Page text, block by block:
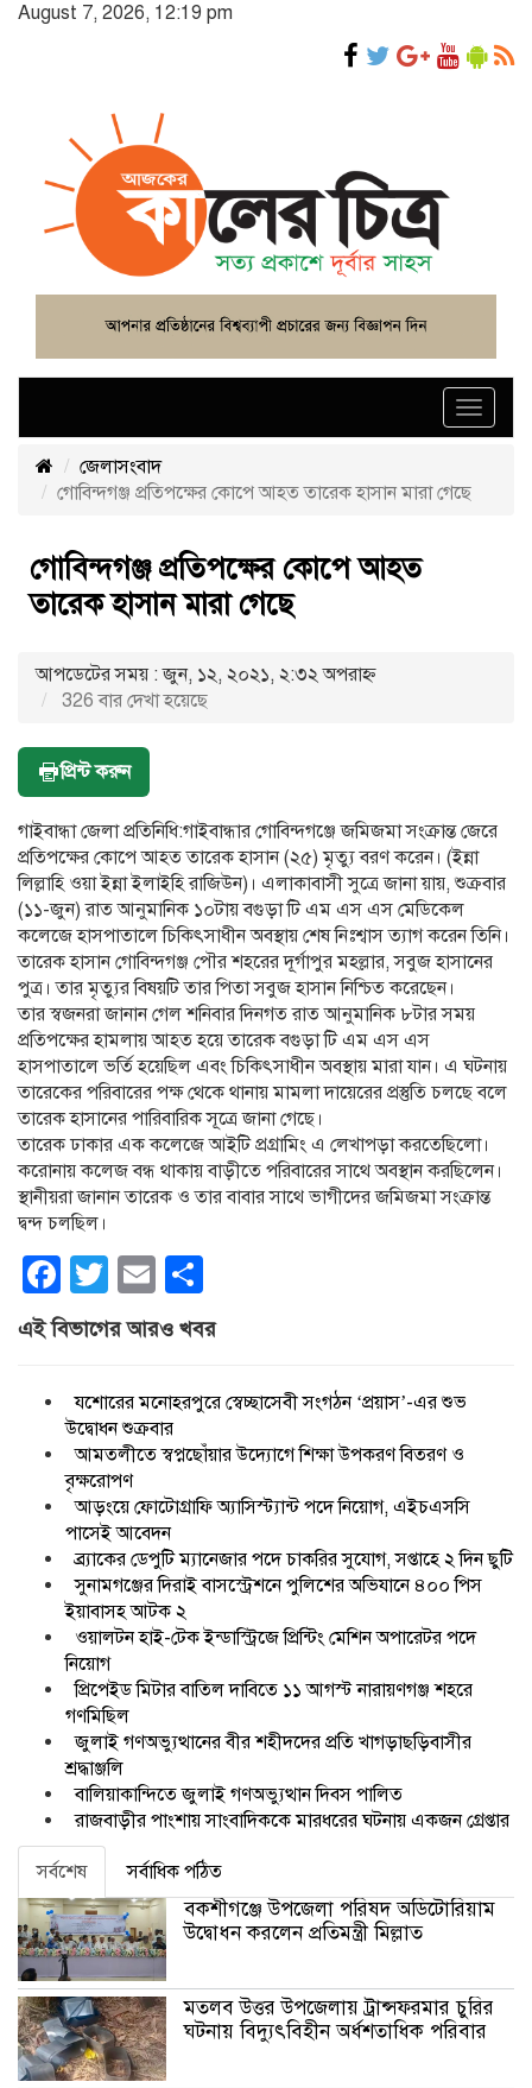
August 7, 2026, 12:19 pm
Toggle
জেলাসংবাদ
গোবিন্দগঞ্জ প্রতিপক্ষের কোপে আহত তারেক হাসান মারা গেছে
গোবিন্দগঞ্জ প্রতিপক্ষের কোপে আহত
তারেক হাসান মারা গেছে
আপডেটের সময় : জুন, ১২, ২০২১, ২:৩২ অপরাহ্ণ
326 বার দেখা হয়েছে
প্রিন্ট করুন
গাইবান্ধা জেলা প্রতিনিধি:গাইবান্ধার গোবিন্দগঞ্জে জমিজমা সংক্রান্ত জেরে
প্রতিপক্ষের কোপে আহত তারেক হাসান (২৫) মৃত্যু বরণ করেন। (ইন্না
লিল্লাহি ওয়া ইন্না ইলাইহি রাজিউন)। এলাকাবাসী সুত্রে জানা য়ায়, শুক্রবার
(১১-জুন) রাত আনুমানিক ১০টায় বগুড়া টি এম এস এস মেডিকেল
কলেজে হাসপাতালে চিকিৎসাধীন অবস্থায় শেষ নিঃশ্বাস ত্যাগ করেন তিনি।
তারেক হাসান গোবিন্দগঞ্জ পৌর শহরের দূর্গাপুর মহল্লার, সবুজ হাসানের
পুত্র। তার মৃত্যুর বিষয়টি তার পিতা সবুজ হাসান নিশ্চিত করেছেন।
তার স্বজনরা জানান গেল শনিবার দিনগত রাত আনুমানিক ৮টার সময়
প্রতিপক্ষের হামলায় আহত হয়ে তারেক বগুড়া টি এম এস এস
হাসপাতালে ভর্তি হয়েছিল এবং চিকিৎসাধীন অবস্থায় মারা যান। এ ঘটনায়
তারেকের পরিবারের পক্ষ থেকে থানায় মামলা দায়েরের প্রস্তুতি চলছে বলে
তারেক হাসানের পারিবারিক সূত্রে জানা গেছে।
তারেক ঢাকার এক কলেজে আইটি প্রগ্রামিং এ লেখাপড়া করতেছিলো।
করোনায় কলেজ বন্ধ থাকায় বাড়ীতে পরিবারের সাথে অবস্থান করছিলেন।
স্থানীয়রা জানান তারেক ও তার বাবার সাথে ভাগীদের জমিজমা সংক্রান্ত
দ্বন্দ চলছিল।
Facebook
Twitter
Email
এই বিভাগের আরও খবর
যশোরের মনোহরপুরে স্বেচ্ছাসেবী সংগঠন ‘প্রয়াস’-এর শুভ
উদ্বোধন শুক্রবার
আমতলীতে স্বপ্নছোঁয়ার উদ্যোগে শিক্ষা উপকরণ বিতরণ ও
বৃক্ষরোপণ
আড়ংয়ে ফোটোগ্রাফি অ্যাসিস্ট্যান্ট পদে নিয়োগ, এইচএসসি
পাসেই আবেদন
ব্র্যাকের ডেপুটি ম্যানেজার পদে চাকরির সুযোগ, সপ্তাহে ২ দিন ছুটি
সুনামগঞ্জের দিরাই বাসস্ট্রেশনে পুলিশের অভিযানে ৪০০ পিস
ইয়াবাসহ আটক ২
ওয়ালটন হাই-টেক ইন্ডাস্ট্রিজে প্রিন্টিং মেশিন অপারেটর পদে
নিয়োগ
প্রিপেইড মিটার বাতিল দাবিতে ১১ আগস্ট নারায়ণগঞ্জ শহরে
গণমিছিল
জুলাই গণঅভ্যুত্থানের বীর শহীদদের প্রতি খাগড়াছড়িবাসীর
শ্রদ্ধাঞ্জলি
বালিয়াকান্দিতে জুলাই গণঅভ্যুত্থান দিবস পালিত
রাজবাড়ীর পাংশায় সাংবাদিককে মারধরের ঘটনায় একজন গ্রেপ্তার
সর্বশেষ সর্বাধিক পঠিত
বকশীগঞ্জে উপজেলা পরিষদ অডিটোরিয়াম
উদ্বোধন করলেন প্রতিমন্ত্রী মিল্লাত
মতলব উত্তর উপজেলায় ট্রান্সফরমার চুরির
ঘটনায় বিদ্যুৎবিহীন অর্ধশতাধিক পরিবার